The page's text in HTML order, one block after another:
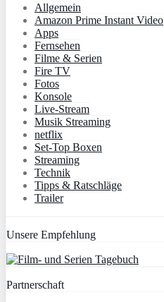
Allgemein
Amazon Prime Instant Video
Apps
Fernsehen
Filme & Serien
Fire TV
Fotos
Konsole
Live-Stream
Musik Streaming
netflix
Set-Top Boxen
Streaming
Technik
Tipps & Ratschläge
Trailer
Unsere Empfehlung
Partnerschaft